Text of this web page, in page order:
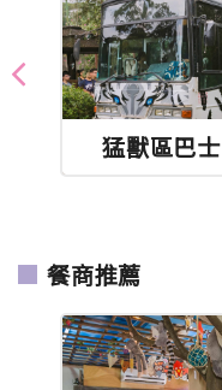
猛獸區巴士
餐商推薦